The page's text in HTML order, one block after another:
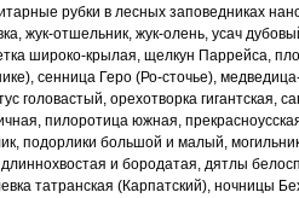
рубки в лесных заповедниках
жук-отшельник, жук-олень, усач
широко-крылая, щелкун Паррейса,
сенница Геро (Ро-сточье),
головастый, орехотворка гигантская,
пилоротица южная,
подорлики большой и малый,
длиннохвостая и бородатая, дятлы
татранская(Карпатский), ночницы